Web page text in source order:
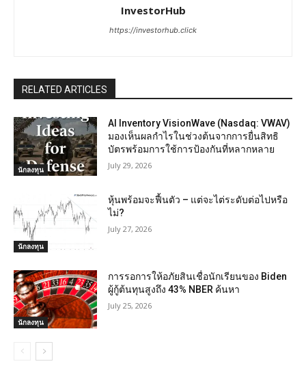
InvestorHub
https://investorhub.click
RELATED ARTICLES
นักลงทุน
AI Inventory VisionWave (Nasdaq: VWAV)
มองเห็นผลกำไรในช่วงต้นจากการยื่นสิทธิ
บัตรพร้อมการใช้การป้องกันที่หลากหลาย
July 29, 2026
นักลงทุน
หุ้นพร้อมจะฟื้นตัว – แต่จะไต่ระดับต่อไปหรือ
ไม่?
July 27, 2026
นักลงทุน
การรอการให้อภัยสินเชื่อนักเรียนของ Biden
ผู้กู้ต้นทุนสูงถึง 43% NBER ค้นหา
July 25, 2026